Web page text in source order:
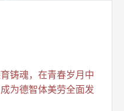
铸魂，在青春岁月中
为德智体美劳全面发